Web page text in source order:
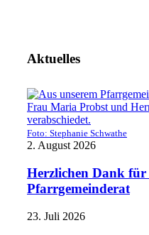
Aktuelles
Foto: Stephanie Schwathe
2. August 2026
Herzlichen Dank
Pfarrgemeinderat
23. Juli 2026